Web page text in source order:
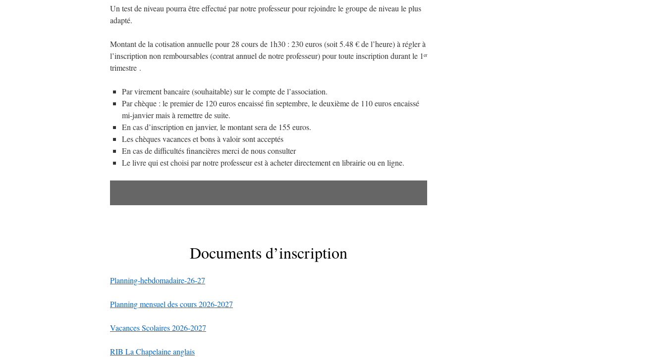
Un test de niveau pourra être effectué par notre professeur pour rejoindre le groupe de niveau le plus
adapté.
Montant de la cotisation annuelle pour 28 cours de 1h30 : 230 euros (soit 5.48 € de l’heure) à régler à
l’inscription non remboursables (contrat annuel de notre professeur) pour toute inscription durant le 1 er
trimestre .
Par virement bancaire (souhaitable) sur le compte de l’association.
Par chèque : le premier de 120 euros encaissé fin septembre, le deuxième de 110 euros encaissé
mi-janvier mais à remettre de suite.
En cas d’inscription en janvier, le montant sera de 155 euros.
Les chèques vacances et bons à valoir sont acceptés
En cas de difficultés financières merci de nous consulter
Le livre qui est choisi par notre professeur est à acheter directement en librairie ou en ligne.
Documents d’inscription
Planning-hebdomadaire-26-27
Planning mensuel des cours 2026-2027
Vacances Scolaires 2026-2027
RIB La Chapelaine anglais